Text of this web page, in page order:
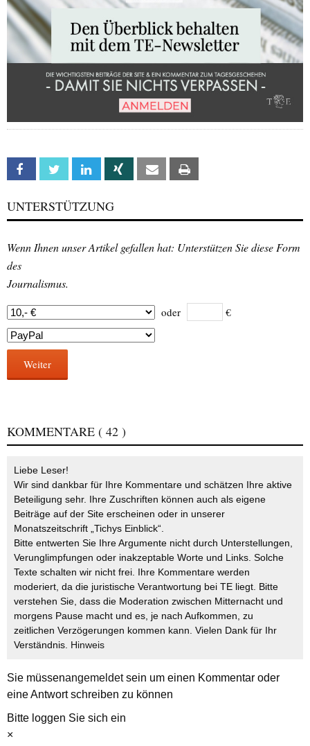
Facebook Twitter Linkedin Xing Email
UNTERSTÜTZUNG
Wenn Ihnen unser Artikel gefallen hat: Unterstützen Sie diese Form
des
Journalismus.
oder €
Weiter
KOMMENTARE ( 42 )
Liebe Leser!
Wir sind dankbar für Ihre Kommentare und schätzen Ihre aktive
Beteiligung sehr. Ihre Zuschriften können auch als eigene
Beiträge auf der Site erscheinen oder in unserer
Monatszeitschrift „Tichys Einblick“.
Bitte entwerten Sie Ihre Argumente nicht durch Unterstellungen,
Verunglimpfungen oder inakzeptable Worte und Links. Solche
Texte schalten wir nicht frei. Ihre Kommentare werden
moderiert, da die juristische Verantwortung bei TE liegt. Bitte
verstehen Sie, dass die Moderation zwischen Mitternacht und
morgens Pause macht und es, je nach Aufkommen, zu
zeitlichen Verzögerungen kommen kann. Vielen Dank für Ihr
Verständnis. Hinweis
Sie müssenangemeldetsein um einen Kommentar oder
eine Antwort schreiben zu können
Bitte loggen Sie sich ein
×